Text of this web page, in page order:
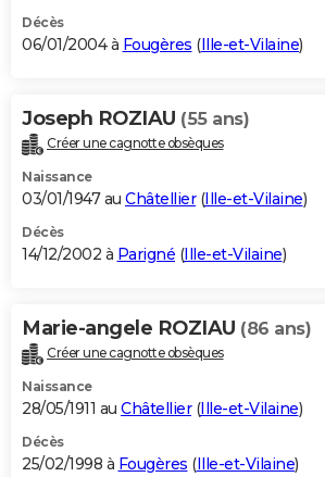
Décès
06/01/2004 à Fougères (Ille-et-Vilaine)
Joseph ROZIAU (55 ans)
Créer une cagnotte obsèques
Naissance
03/01/1947 au Châtellier(Ille-et-Vilaine)
Décès
14/12/2002 à Parigné (Ille-et-Vilaine)
Marie-angele ROZIAU (86 ans)
Créer une cagnotte obsèques
Naissance
28/05/1911 au Châtellier(Ille-et-Vilaine)
Décès
25/02/1998 à Fougères (Ille-et-Vilaine)